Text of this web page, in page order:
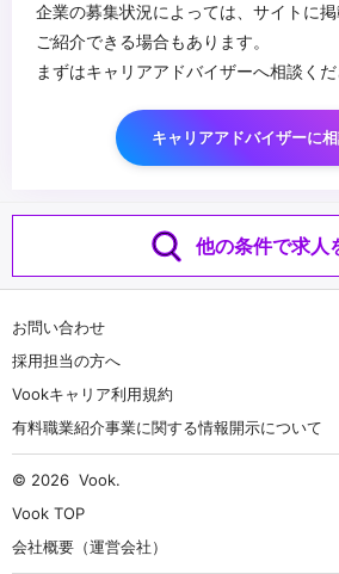
企業の募集状況によっては、サイトに
ご紹介できる場合もあります。
まずはキャリアアドバイザーへ相談くだ
キャリアアドバイザーに
他の条件で求人
お問い合わせ
採用担当の方へ
Vookキャリア利用規約
有料職業紹介事業に関する情報開示について
© 2026 Vook.
Vook TOP
会社概要（運営会社）